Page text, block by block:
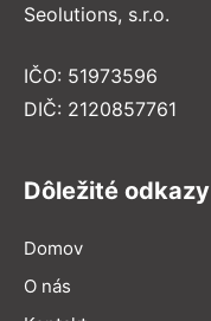
Seolutions, s.r.o.
IČO: 51973596
DIČ: 2120857761
Dôležité odkazy
Domov
O nás